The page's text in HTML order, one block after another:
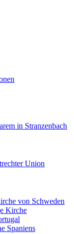
in Stranzenbach
Union
von Schweden
Kirche
Spaniens